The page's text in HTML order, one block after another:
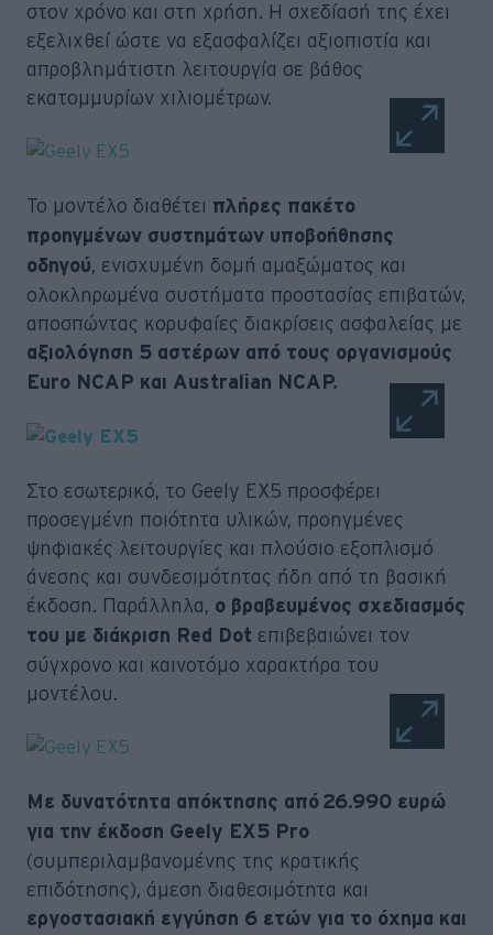
στον χρόνο και στη χρήση. Η σχεδίασή της έχει
εξελιχθεί ώστε να εξασφαλίζει αξιοπιστία και
απροβλημάτιστη λειτουργία σε βάθος
εκατομμυρίων χιλιομέτρων.
Το μοντέλο διαθέτει πλήρες πακέτο
προηγμένων συστημάτων υποβοήθησης
οδηγού, ενισχυμένη δομή αμαξώματος και
ολοκληρωμένα συστήματα προστασίας επιβατών,
αποσπώντας κορυφαίες διακρίσεις ασφαλείας με
αξιολόγηση 5 αστέρων από τους οργανισμούς
Euro NCAP και Australian NCAP.
Στο εσωτερικό, το Geely EX5 προσφέρει
προσεγμένη ποιότητα υλικών, προηγμένες
ψηφιακές λειτουργίες και πλούσιο εξοπλισμό
άνεσης και συνδεσιμότητας ήδη από τη βασική
έκδοση. Παράλληλα, ο βραβευμένος σχεδιασμός
του με διάκριση Red Dot επιβεβαιώνει τον
σύγχρονο και καινοτόμο χαρακτήρα του
μοντέλου.
Με δυνατότητα απόκτησης από 26.990 ευρώ
για την έκδοση Geely EX5 Pro
(συμπεριλαμβανομένης της κρατικής
επιδότησης), άμεση διαθεσιμότητα και
εργοστασιακή εγγύηση 6 ετών για το όχημα και